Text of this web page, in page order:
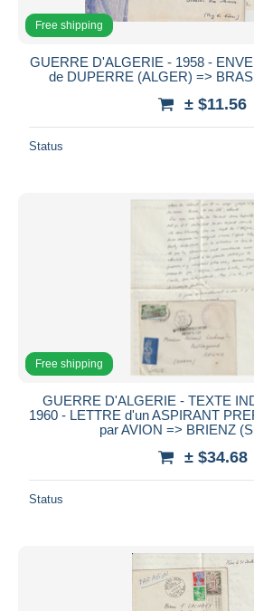
Free shipping
GUERRE D'ALGERIE - 1958 -
de DUPERRE (ALGER) =>
± $11.56
Status
Free shipping
GUERRE D'ALGERIE - TEXTE
1960 - LETTRE d'un ASPIRANT
par AVION => BRIENZ
± $34.68
Status